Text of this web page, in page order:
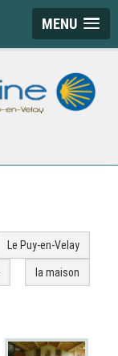
MENU
Le Puy-en-Velay
la maison